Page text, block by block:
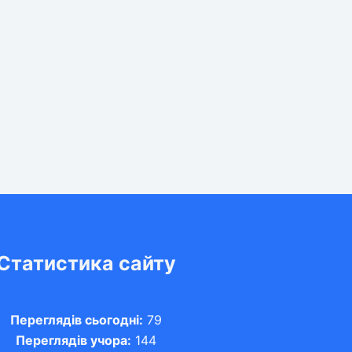
сайту
Переглядів сьогодні: 79
Переглядів учора: 144